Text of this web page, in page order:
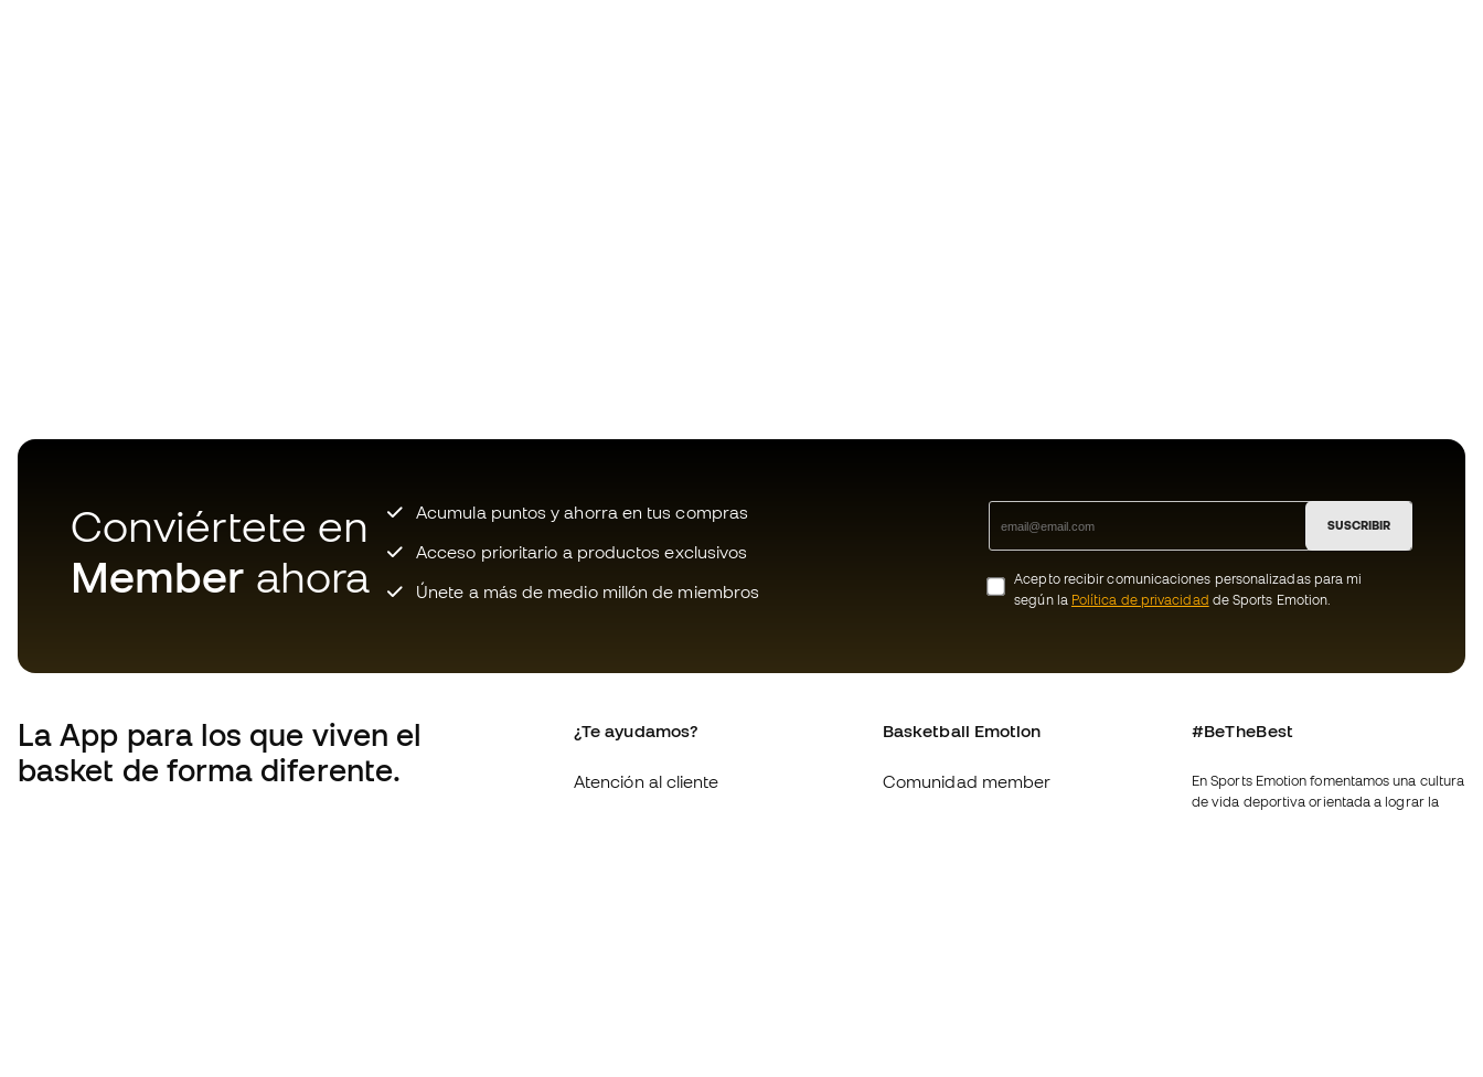
Conviértete en
Member ahora
Acumula puntos y ahorra en tus compras
Acceso prioritario a productos exclusivos
Únete a más de medio millón de miembros
SUSCRIBIR
Acepto recibir comunicaciones personalizadas para mi
según la Política de privacidad de Sports Emotion.
La App para los que viven el
basket de forma diferente.
¿Te ayudamos?
Atención al cliente
Basketball Emotion
Comunidad member
#BeTheBest
En Sports Emotion fomentamos una cultura
de vida deportiva orientada a lograr la